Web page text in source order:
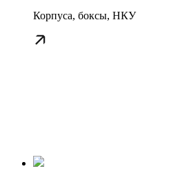
Корпуса, боксы, НКУ